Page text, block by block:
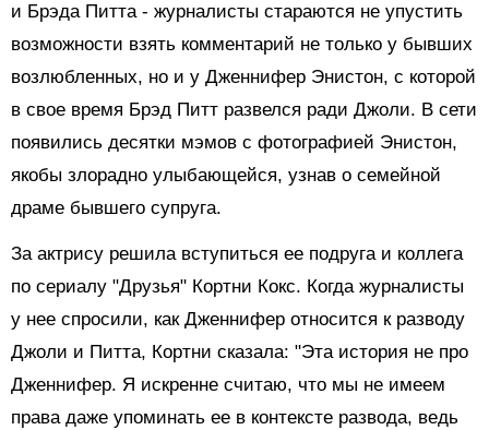
и Брэда Питта - журналисты стараются не упустить
возможности взять комментарий не только у бывших
возлюбленных, но и у Дженнифер Энистон, с которой
в свое время Брэд Питт развелся ради Джоли. В сети
появились десятки мэмов с фотографией Энистон,
якобы злорадно улыбающейся, узнав о семейной
драме бывшего супруга.
За актрису решила вступиться ее подруга и коллега
по сериалу "Друзья" Кортни Кокс. Когда журналисты
у нее спросили, как Дженнифер относится к разводу
Джоли и Питта, Кортни сказала: "Эта история не про
Дженнифер. Я искренне считаю, что мы не имеем
права даже упоминать ее в контексте развода, ведь